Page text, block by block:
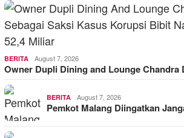
BERITA August 7, 2026
Owner Dupli Dining and Lounge
BERITA August 7, 2026
Pemkot Malang Diingatkan